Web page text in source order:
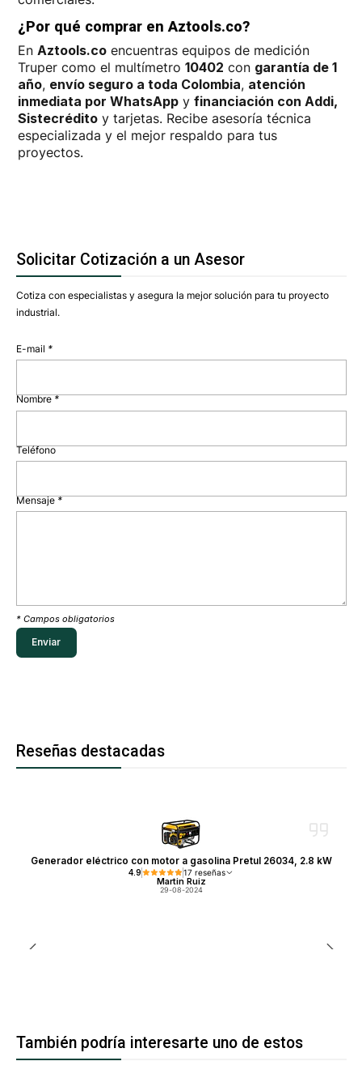
¿Por qué comprar en Aztools.co?
En Aztools.coencuentras equipos de medición
Truper como el multímetro 10402 con garantía de 1
año, envío seguro a toda Colombia, atención
inmediata por WhatsAppy financiación con Addi,
Sistecréditoy tarjetas. Recibe asesoría técnica
especializada y el mejor respaldo para tus
proyectos.
Solicitar Cotización a un Asesor
Cotiza con especialistas y asegura la mejor solución para tu proyecto
industrial.
E-mail *
Nombre *
Teléfono
Mensaje*
* Campos obligatorios
Reseñas destacadas
Generador eléctrico con motor a gasolina Pretul 26034, 2.8 kW
4.9 17 reseñas
Martin Ruiz
29-08-2024
También podría interesarte uno de estos